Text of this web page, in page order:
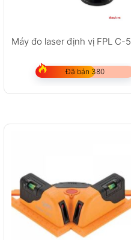
Máy đo laser định vị FPL C-5
Đã bán 380